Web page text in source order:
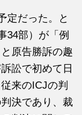
定だった。と
34部）が「例
原告勝訴の趣
訟で初めて日
来のICJの判
決であり、裁